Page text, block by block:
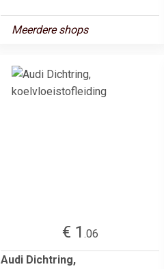
Meerdere shops
€ 1 .06
Audi Dichtring,